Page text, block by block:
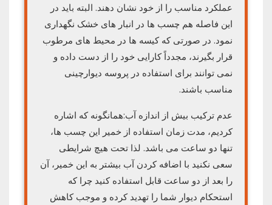
عملکرد مناسب را از خود نشان دهند. البته باید در
این فاصله هم چسب ها در انبار های خشک نگهداری
نمود. در صورتی که کیسه ها در محیط های مرطوب
قرار بگیرند، مجدداً کارایی خود را از دست داده و
نمی توانند برای استفاده در پروسه دیوارچینی
مناسب باشند.
عدم ترکیب بیش از اندازه آب:همانگونه که اشاره
کردیم، مدت زمان استفاده از خمیر این چسب ها،
تنها دو ساعت می باشد. لذا تحت هیچ شرایطی
سعی نکنید با اضافه کردن آب بیشتر به این خمیر، آن
را بعد از دو ساعت قابل استفاده کنید چرا که
استحکام دیوار شما را تهدید کرده و موجب کاهش